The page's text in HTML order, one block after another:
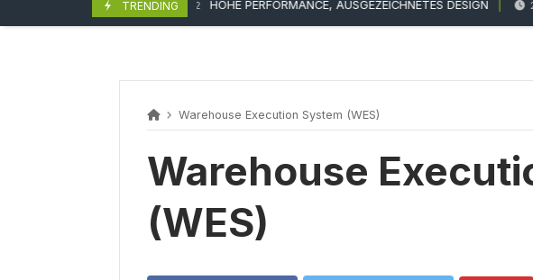
TRENDING
11. April 2022 HOHE PERFORMANCE, AUSGEZEICHNETES DESIGN 23.
Warehouse Execution System (WES)
Warehouse
(WES)